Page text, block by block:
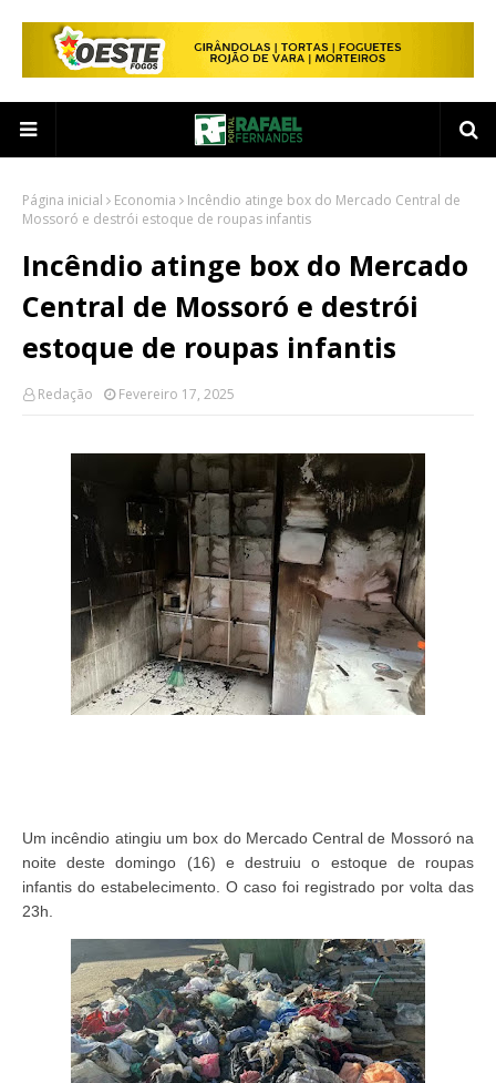
Página inicial Economia
Incêndio atinge box do Mercado Central de
Mossoró e destrói estoque de roupas infantis
Incêndio atinge box do Mercado
Central de Mossoró e destrói
estoque de roupas infantis
Redação Fevereiro 17, 2025
Um incêndio atingiu um box do Mercado Central de Mossoró na
noite deste domingo (16) e destruiu o estoque de roupas
infantis do estabelecimento. O caso foi registrado por volta das
23h.